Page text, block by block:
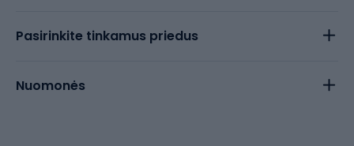
Pasirinkite tinkamus priedus
Nuomonės